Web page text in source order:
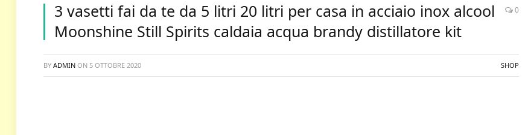
3 vasetti fai da te da 5 litri 20 litri per casa in acciaio inox alcool
Moonshine Still Spirits caldaia acqua brandy distillatore kit
0
BY ADMIN ON 5 OTTOBRE 2020 SHOP